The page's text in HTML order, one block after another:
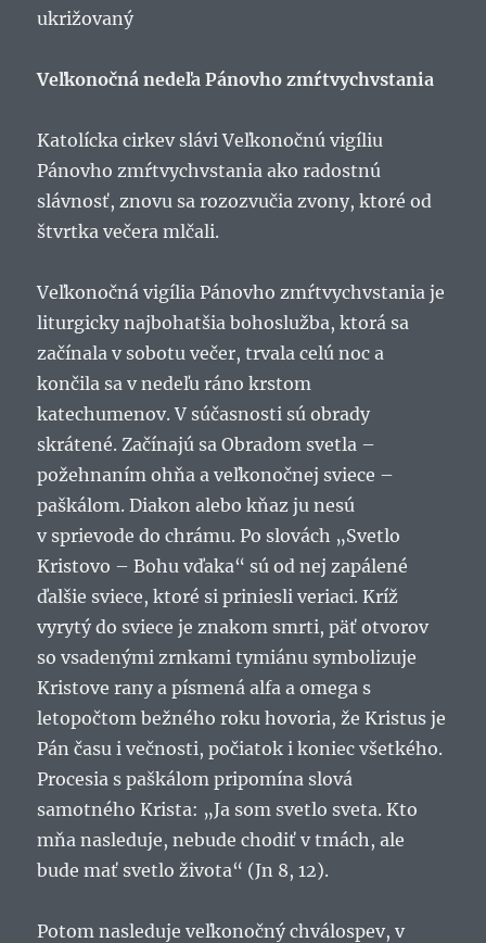
ukrižovaný
Veľkonočná nedeľa Pánovho zmŕtvychvstania
Katolícka cirkev slávi Veľkonočnú vigíliu
Pánovho zmŕtvychvstania ako radostnú
slávnosť, znovu sa rozozvučia zvony, ktoré od
štvrtka večera mlčali.
Veľkonočná vigília Pánovho zmŕtvychvstania je
liturgicky najbohatšia bohoslužba, ktorá sa
začínala v sobotu večer, trvala celú noc a
končila sa v nedeľu ráno krstom
katechumenov. V súčasnosti sú obrady
skrátené. Začínajú sa Obradom svetla –
požehnaním ohňa a veľkonočnej sviece –
paškálom. Diakon alebo kňaz ju nesú
v sprievode do chrámu. Po slovách „Svetlo
Kristovo – Bohu vďaka“ sú od nej zapálené
ďalšie sviece, ktoré si priniesli veriaci. Kríž
vyrytý do sviece je znakom smrti, päť otvorov
so vsadenými zrnkami tymiánu symbolizuje
Kristove rany a písmená alfa a omega s
letopočtom bežného roku hovoria, že Kristus je
Pán času i večnosti, počiatok i koniec všetkého.
Procesia s paškálom pripomína slová
samotného Krista: „Ja som svetlo sveta. Kto
mňa nasleduje, nebude chodiť v tmách, ale
bude mať svetlo života“ (Jn 8, 12).
Potom nasleduje veľkonočný chválospev, v